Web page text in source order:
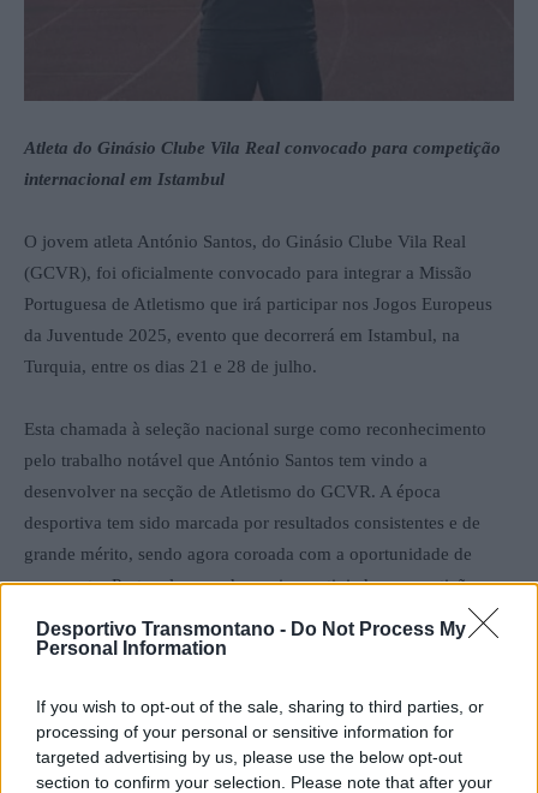
Desportivo Transmontano - Do Not Process My
Personal Information
If you wish to opt-out of the sale, sharing to third parties, or
processing of your personal or sensitive information for
targeted advertising by us, please use the below opt-out
section to confirm your selection. Please note that after your
Atleta do Ginásio Clube Vila Real convocado para competição
internacional em Istambul
O jovem atleta António Santos, do Ginásio Clube Vila Real
(GCVR), foi oficialmente convocado para integrar a Missão
Portuguesa de Atletismo que irá participar nos Jogos Europeus
da Juventude 2025, evento que decorrerá em Istambul, na
Turquia, entre os dias 21 e 28 de julho.
Esta chamada à seleção nacional surge como reconhecimento
pelo trabalho notável que António Santos tem vindo a
desenvolver na secção de Atletismo do GCVR. A época
desportiva tem sido marcada por resultados consistentes e de
grande mérito, sendo agora coroada com a oportunidade de
representar Portugal numa das mais prestigiadas competições
para o Ginásio Clube Vila Real, que vê assim o seu trabalho na
formação desportiva ser distinguido a nível internacional.